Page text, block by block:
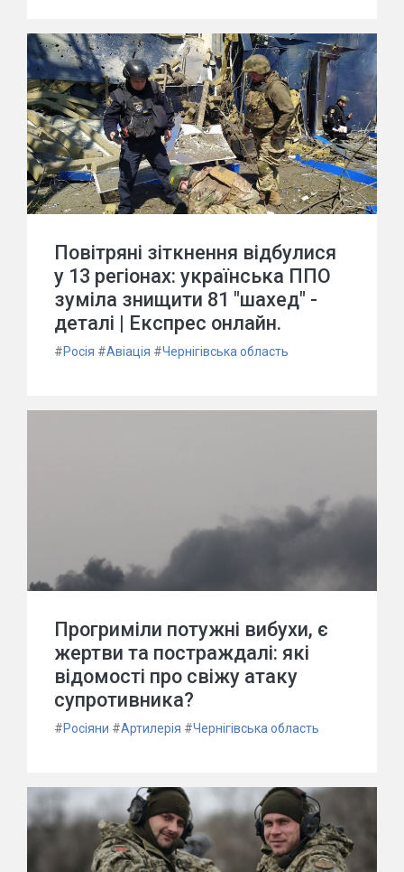
Повітряні зіткнення відбулися
у 13 регіонах: українська ППО
зуміла знищити 81 "шахед" -
деталі | Експрес онлайн.
#Росія #Авіація #Чернігівська область
Прогриміли потужні вибухи, є
жертви та постраждалі: які
відомості про свіжу атаку
супротивника?
#Росіяни #Артилерія #Чернігівська область